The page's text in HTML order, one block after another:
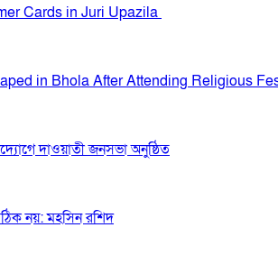
Cards in Juri Upazila
in Bhola After Attending Religious
দাওয়াতী জনসভা অনুষ্ঠিত
নয়: মহসিন রশিদ